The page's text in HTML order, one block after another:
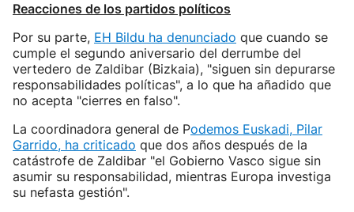
Reacciones de los partidos políticos
Por su parte, EH Bildu ha denunciado que cuando se
cumple el segundo aniversario del derrumbe del
vertedero de Zaldibar (Bizkaia), "siguen sin depurarse
responsabilidades políticas", a lo que ha añadido que
no acepta "cierres en falso".
La coordinadora general de Podemos Euskadi, Pilar
Garrido, ha criticado que dos años después de la
catástrofe de Zaldibar "el Gobierno Vasco sigue sin
asumir su responsabilidad, mientras Europa investiga
su nefasta gestión".